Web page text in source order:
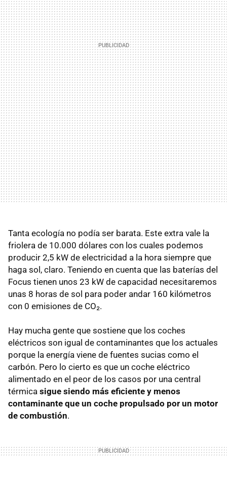
Tanta ecología no podía ser barata. Este extra vale la
friolera de 10.000 dólares con los cuales podemos
producir 2,5 kW de electricidad a la hora siempre que
haga sol, claro. Teniendo en cuenta que las baterías del
Focus tienen unos 23 kW de capacidad necesitaremos
unas 8 horas de sol para poder andar 160 kilómetros
con 0 emisiones de CO₂.
Hay mucha gente que sostiene que los coches
eléctricos son igual de contaminantes que los actuales
porque la energía viene de fuentes sucias como el
carbón. Pero lo cierto es que un coche eléctrico
alimentado en el peor de los casos por una central
térmica sigue siendo más eficiente y menos
contaminante que un coche propulsado por un motor
de combustión.